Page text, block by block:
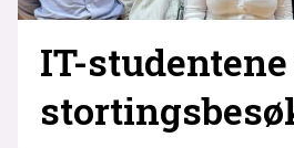
IT-